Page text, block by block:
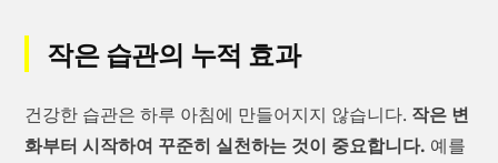
작은 습관의 누적 효과
건강한 습관은 하루 아침에 만들어지지 않습니다. 작은 변
화부터 시작하여 꾸준히 실천하는 것이 중요합니다. 예를